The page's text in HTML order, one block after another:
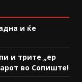
и ќе
и трите „ер
во Сопиште!